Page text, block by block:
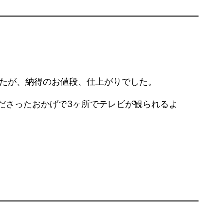
、納得のお値段、仕上がりでした。
ったおかげで3ヶ所でテレビが観られるよ